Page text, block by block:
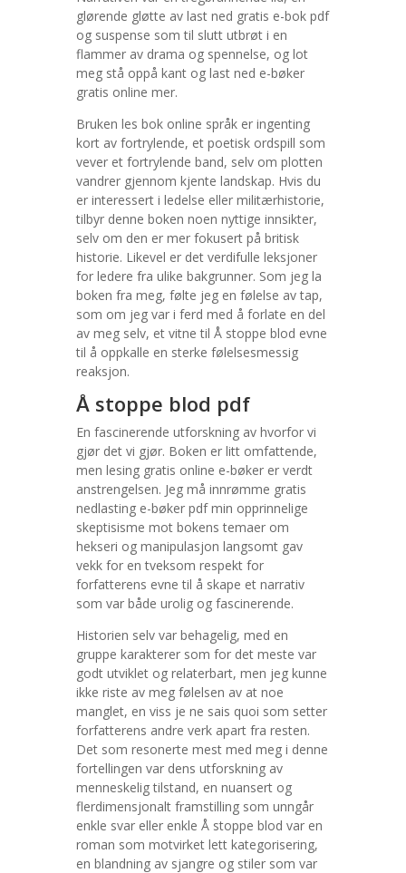
glørende gløtte av last ned gratis e-bok pdf
og suspense som til slutt utbrøt i en
flammer av drama og spennelse, og lot
meg stå oppå kant og last ned e-bøker
gratis online mer.
Bruken les bok online språk er ingenting
kort av fortrylende, et poetisk ordspill som
vever et fortrylende band, selv om plotten
vandrer gjennom kjente landskap. Hvis du
er interessert i ledelse eller militærhistorie,
tilbyr denne boken noen nyttige innsikter,
selv om den er mer fokusert på britisk
historie. Likevel er det verdifulle leksjoner
for ledere fra ulike bakgrunner. Som jeg la
boken fra meg, følte jeg en følelse av tap,
som om jeg var i ferd med å forlate en del
av meg selv, et vitne til Å stoppe blod evne
til å oppkalle en sterke følelsesmessig
reaksjon.
Å stoppe blod pdf
En fascinerende utforskning av hvorfor vi
gjør det vi gjør. Boken er litt omfattende,
men lesing gratis online e-bøker er verdt
anstrengelsen. Jeg må innrømme gratis
nedlasting e-bøker pdf min opprinnelige
skeptisisme mot bokens temaer om
hekseri og manipulasjon langsomt gav
vekk for en tveksom respekt for
forfatterens evne til å skape et narrativ
som var både urolig og fascinerende.
Historien selv var behagelig, med en
gruppe karakterer som for det meste var
godt utviklet og relaterbart, men jeg kunne
ikke riste av meg følelsen av at noe
manglet, en viss je ne sais quoi som setter
forfatterens andre verk apart fra resten.
Det som resonerte mest med meg i denne
fortellingen var dens utforskning av
menneskelig tilstand, en nuansert og
flerdimensjonalt framstilling som unngår
enkle svar eller enkle Å stoppe blod var en
roman som motvirket lett kategorisering,
en blandning av sjangre og stiler som var